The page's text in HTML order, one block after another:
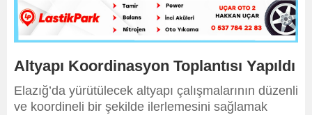
Altyapı Koordinasyon Toplantısı Yapıldı
Elazığ’da yürütülecek altyapı çalışmalarının düzenli
ve koordineli bir şekilde ilerlemesini sağlamak